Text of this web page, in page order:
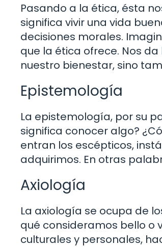
Pasando a la ética, ésta
significa vivir una vida
decisiones morales.
que la ética ofrece. Nos
nuestro bienestar, sino
Epistemología
La epistemología, por su
significa conocer algo?
entran los escépticos,
adquirimos. En otras
Axiología
La axiología se ocupa de
qué consideramos bello o
culturales y personales,